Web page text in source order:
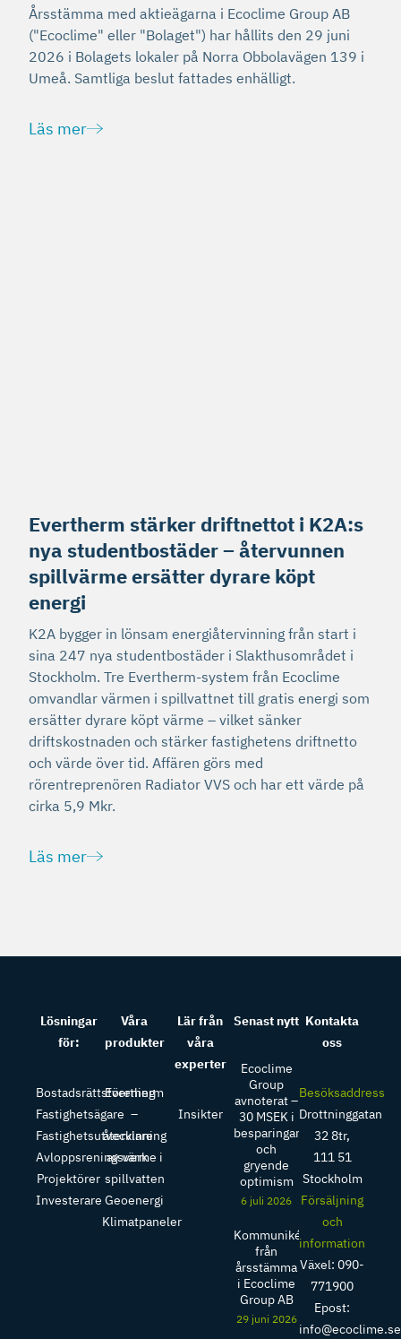
Årsstämma med aktieägarna i Ecoclime Group AB
("Ecoclime" eller "Bolaget") har hållits den 29 juni
2026 i Bolagets lokaler på Norra Obbolavägen 139 i
Umeå. Samtliga beslut fattades enhälligt.
Läs mer
Evertherm stärker driftnettot i K2A:s
nya studentbostäder – återvunnen
spillvärme ersätter dyrare köpt
energi
K2A bygger in lönsam energiåtervinning från start i
sina 247 nya studentbostäder i Slakthusområdet i
Stockholm. Tre Evertherm-system från Ecoclime
omvandlar värmen i spillvattnet till gratis energi som
ersätter dyrare köpt värme – vilket sänker
driftskostnaden och stärker fastighetens driftnetto
och värde över tid. Affären görs med
rörentreprenören Radiator VVS och har ett värde på
cirka 5,9 Mkr.
Läs mer
Lösningar
för:
Bostadsrättsförening
Fastighetsägare
Fastighetsutvecklare
Avloppsreningsverk
Projektörer
Investerare
Våra
produkter
Evertherm
–
återvinning
av värme i
spillvatten
Geoenergi
Klimatpaneler
Lär från
våra
experter
Insikter
Senast nytt
Ecoclime
Group
avnoterat –
30 MSEK i
besparingar
och
gryende
optimism
6 juli 2026
Kommuniké
från
årsstämma
i Ecoclime
Group AB
29 juni 2026
Kontakta
oss
Besöksaddress
Drottninggatan
32 8tr,
111 51
Stockholm
Försäljning
och
information
Växel: 090-
771900
Epost:
info@ecoclime.se